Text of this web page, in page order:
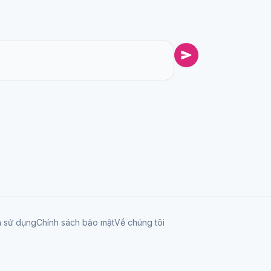
sử dụngChính sách bảo mậtVề chúng tôi